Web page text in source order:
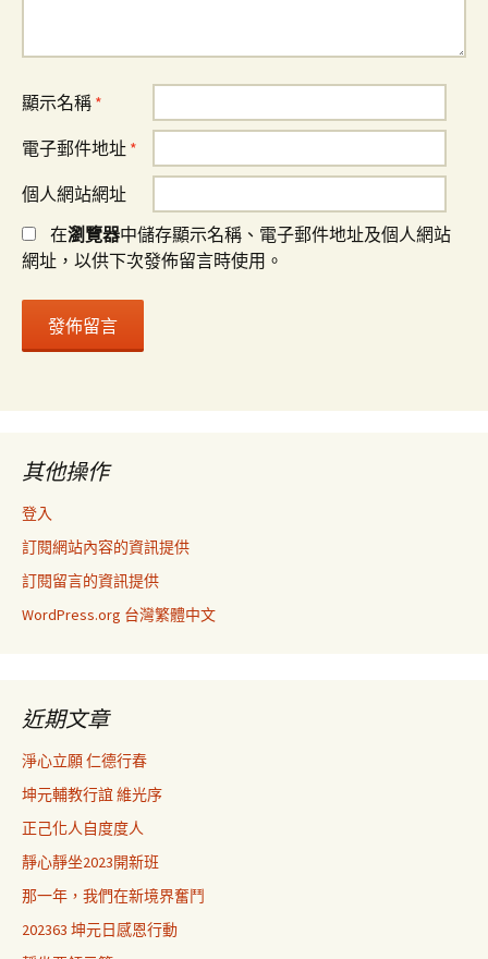
顯示名稱 *
電子郵件地址 *
個人網站網址
在瀏覽器中儲存顯示名稱、電子郵件地址及個人網站
網址，以供下次發佈留言時使用。
其他操作
登入
訂閱網站內容的資訊提供
訂閱留言的資訊提供
WordPress.org 台灣繁體中文
近期文章
淨心立願 仁德行春
坤元輔教行誼 維光序
正己化人自度度人
靜心靜坐2023開新班
那一年，我們在新境界奮鬥
202363 坤元日感恩行動